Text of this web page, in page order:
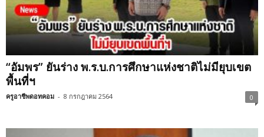
“อัมพร” ยันร่าง พ.ร.บ.การศึกษาแห่งชาติไม่มียุบเขต
พื้นที่ฯ
ครูอาชีพดอทคอม - 8 กรกฎาคม 2564 0